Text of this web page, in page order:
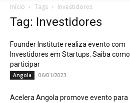
Início Tags Investidores
Tag: Investidores
Founder Institute realiza evento com
Investidores em Startups. Saiba como
participar
Angola 06/01/2023
Acelera Angola promove evento para